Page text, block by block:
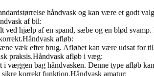
håndvask og kan være et godt
af bil:
ved hjælp af en spand, sæbe og en blød
afløb:
væk efter brug. Afløbet kan være udsat
praksis.Håndvask afløb i væg:
bag håndvasken. Denne type afløb
korrekt funktion.Håndvask amatur: